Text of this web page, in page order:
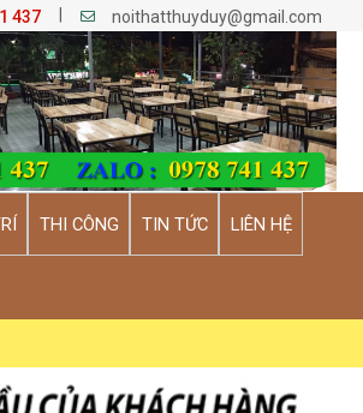
437 noithatthuyduy@gmail.com
THI CÔNG TIN TỨC LIÊN HỆ